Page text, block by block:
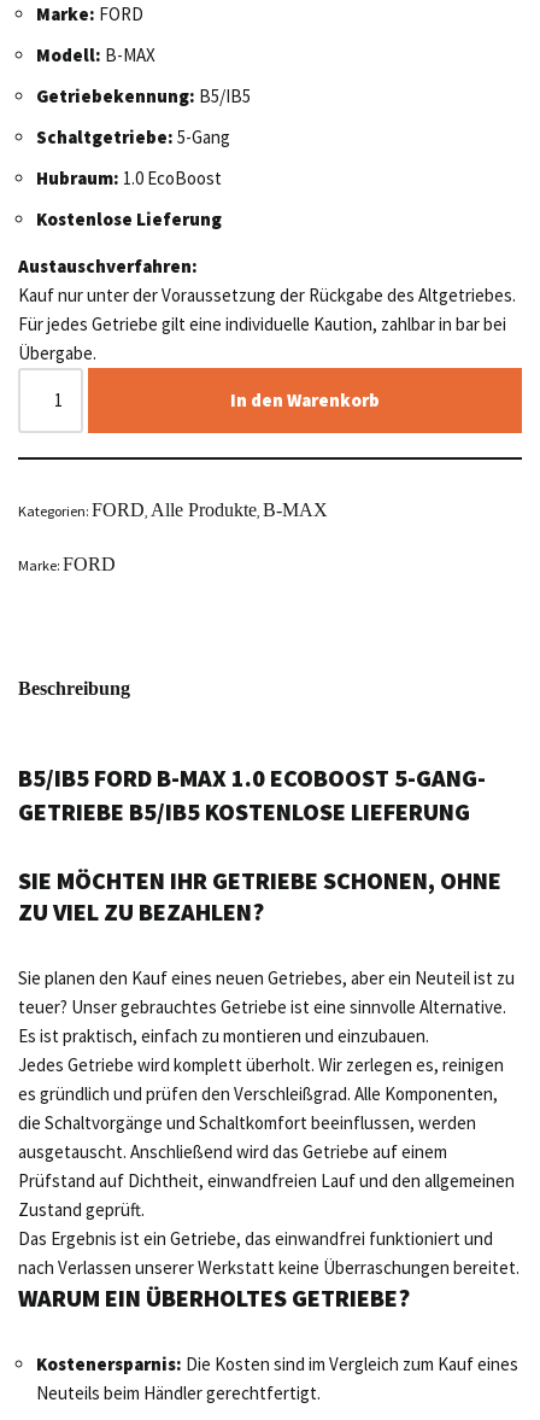
Marke: FORD
Modell: B-MAX
Getriebekennung: B5/IB5
Schaltgetriebe: 5-Gang
Hubraum: 1.0 EcoBoost
Kostenlose Lieferung
Austauschverfahren:
Kauf nur unter der Voraussetzung der Rückgabe des Altgetriebes.
Für jedes Getriebe gilt eine individuelle Kaution, zahlbar in bar bei
Übergabe.
In den Warenkorb
Kategorien: FORD Alle Produkte B-MAX
Marke: FORD
Beschreibung
B5/IB5 FORD B-MAX 1.0 ECOBOOST 5-GANG-
GETRIEBE B5/IB5 KOSTENLOSE LIEFERUNG
SIE MÖCHTEN IHR GETRIEBE SCHONEN, OHNE
ZU VIEL ZU BEZAHLEN?
Sie planen den Kauf eines neuen Getriebes, aber ein Neuteil ist zu
teuer? Unser gebrauchtes Getriebe ist eine sinnvolle Alternative.
Es ist praktisch, einfach zu montieren und einzubauen.
Jedes Getriebe wird komplett überholt. Wir zerlegen es, reinigen
es gründlich und prüfen den Verschleißgrad. Alle Komponenten,
die Schaltvorgänge und Schaltkomfort beeinflussen, werden
ausgetauscht. Anschließend wird das Getriebe auf einem
Prüfstand auf Dichtheit, einwandfreien Lauf und den allgemeinen
Zustand geprüft.
Das Ergebnis ist ein Getriebe, das einwandfrei funktioniert und
nach Verlassen unserer Werkstatt keine Überraschungen bereitet.
WARUM EIN ÜBERHOLTES GETRIEBE?
Kostenersparnis: Die Kosten sind im Vergleich zum Kauf eines
Neuteils beim Händler gerechtfertigt.